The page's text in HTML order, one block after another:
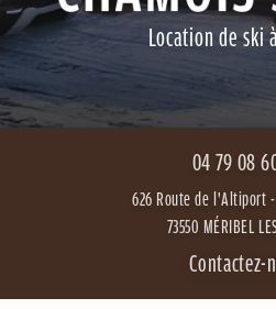
Location de ski
04 79 08
626 Route de l'Altiport
73550 MÉRIBEL
Contactez-